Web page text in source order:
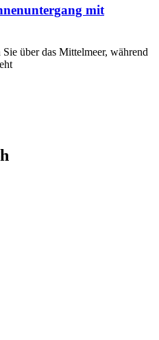
mit
über das Mittelmeer, während